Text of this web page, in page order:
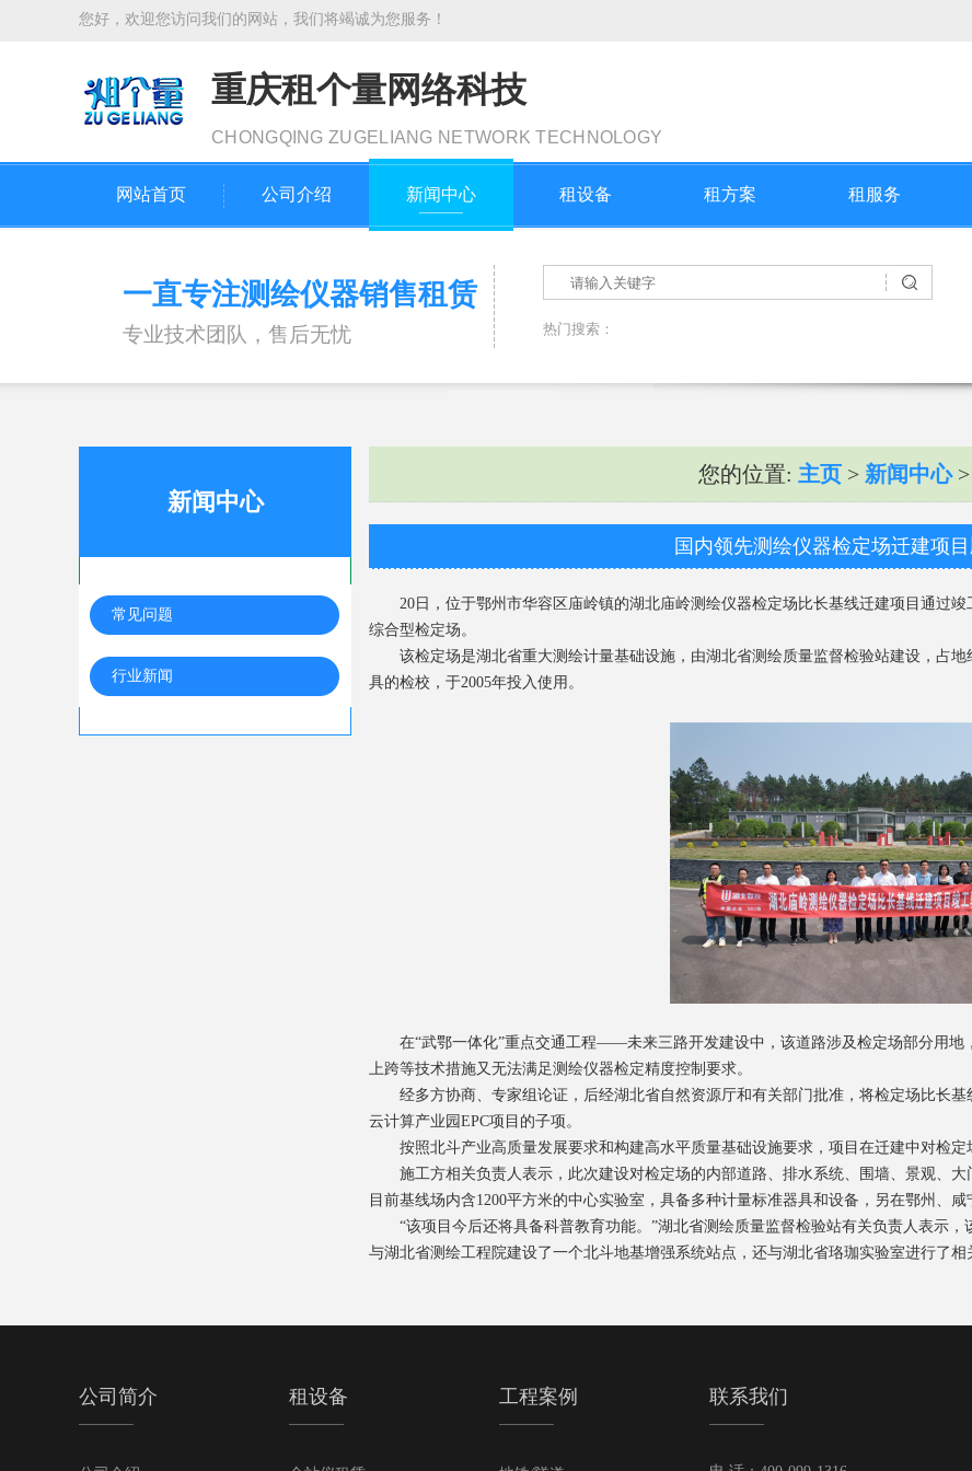
您好，欢迎您访问我们的网站，我们将竭诚为您服务！
重庆租个量网络科技
CHONGQING ZUGELIANG NETWORK TECHNOLOGY
网站首页 公司介绍 新闻中心 租设备 租方案 租服务
一直专注测绘仪器销售租赁
专业技术团队，售后无忧 热门搜索：
新闻中心
常见问题
行业新闻
您的位置: 主页 > 新闻中心>
国内领先测绘仪器检定场迁建项
20日，位于鄂州市华容区庙岭镇的湖北庙岭测绘仪器检定场比长基线迁建项目通过
综合型检定场。
该检定场是湖北省重大测绘计量基础设施，由湖北省测绘质量监督检验站建设，占地
具的检校，于2005年投入使用。
在“武鄂一体化”重点交通工程——未来三路开发建设中，该道路涉及检定场部分用地
上跨等技术措施又无法满足测绘仪器检定精度控制要求。
经多方协商、专家组论证，后经湖北省自然资源厅和有关部门批准，将检定场比长基
云计算产业园EPC项目的子项。
按照北斗产业高质量发展要求和构建高水平质量基础设施要求，项目在迁建中对检定
施工方相关负责人表示，此次建设对检定场的内部道路、排水系统、围墙、景观、大
目前基线场内含1200平方米的中心实验室，具备多种计量标准器具和设备，另在鄂州、咸
“该项目今后还将具备科普教育功能。”湖北省测绘质量监督检验站有关负责人表示，
与湖北省测绘工程院建设了一个北斗地基增强系统站点，还与湖北省珞珈实验室进行了
公司简介 租设备 工程案例 联系我们